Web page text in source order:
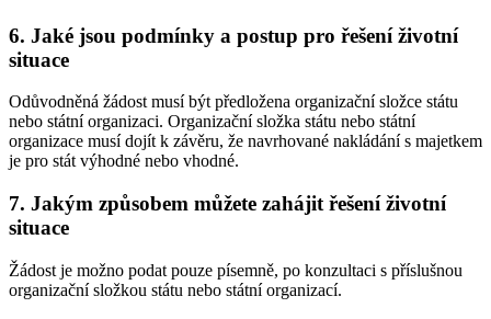
6. Jaké jsou podmínky a postup pro řešení životní
situace
Odůvodněná žádost musí být předložena organizační složce státu
nebo státní organizaci. Organizační složka státu nebo státní
organizace musí dojít k závěru, že navrhované nakládání s majetkem
je pro stát výhodné nebo vhodné.
7. Jakým způsobem můžete zahájit řešení životní
situace
Žádost je možno podat pouze písemně, po konzultaci s příslušnou
organizační složkou státu nebo státní organizací.